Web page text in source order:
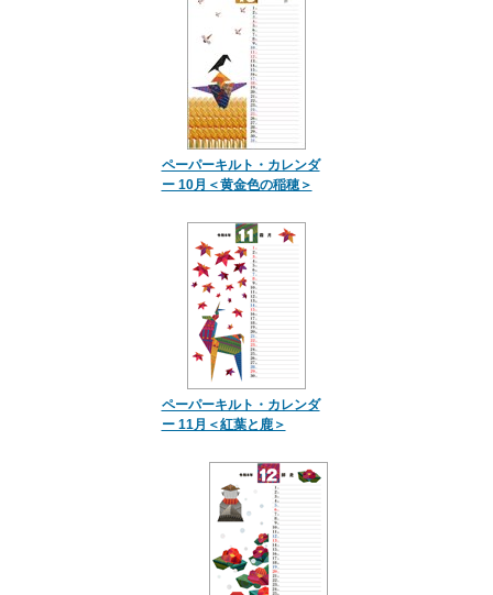
ペーパーキルト・カレンダ
ー 10月＜黄金色の稲穂＞
ペーパーキルト・カレンダ
ー 11月＜紅葉と鹿＞